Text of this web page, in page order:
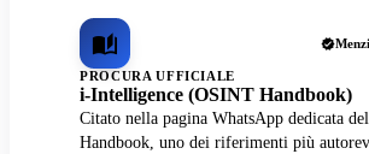
PROCURA UFFICIALE
i-Intelligence (OSINT Handbook)
Citato nella pagina WhatsApp dedicata
Handbook, uno dei riferimenti più